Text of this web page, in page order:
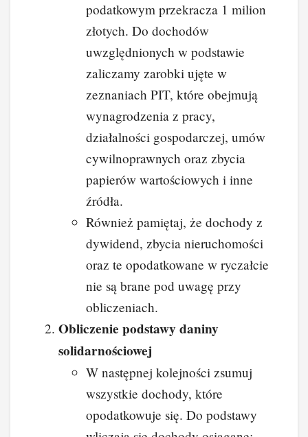
podatkowym przekracza 1 milion
złotych. Do dochodów
uwzględnionych w podstawie
zaliczamy zarobki ujęte w
zeznaniach PIT, które obejmują
wynagrodzenia z pracy,
działalności gospodarczej, umów
cywilnoprawnych oraz zbycia
papierów wartościowych i inne
źródła.
Również pamiętaj, że dochody z
dywidend, zbycia nieruchomości
oraz te opodatkowane w ryczałcie
nie są brane pod uwagę przy
obliczeniach.
Obliczenie podstawy daniny
solidarnościowej
W następnej kolejności zsumuj
wszystkie dochody, które
opodatkowuje się. Do podstawy